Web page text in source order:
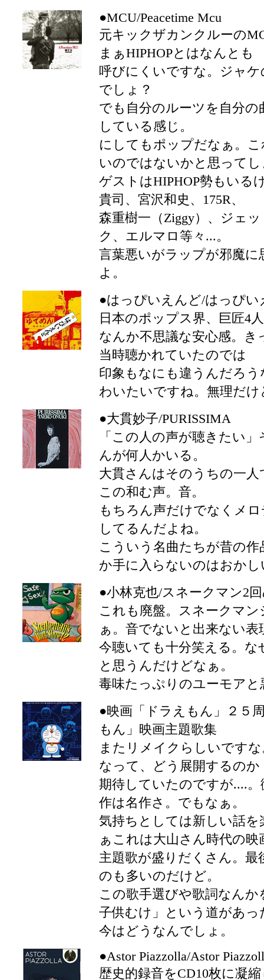
●MCU/Peacetime Mcu
元キックザカンクルーの
まぁHIPHOPとはなんとも
呼びにくいですな。ジャ
でしょ？
でも自分のルーツを自分
している感じ。
にしてもポップだなぁ。
いのではないかと思って
ゲストはHIPHOP勢もいる
貴司、宮沢和史、175R、
森重樹一（Ziggy）、ジェ
ク、エルマロ等々...。
言葉悪いがラップが邪魔
よ。
●はっぴいえんど/はっぴい
日本のポップス界、巨匠4
なんか不思議な安心感。
当時聴かれていたのでは
印象もなにも違うんだろ
わいたいですね。無理だけ
●大貫妙子/PURISSIMA
「この人の声が聴きたい
んが何人かいる。
大貫さんはそのうちの一
この和む声。音。
もちろん声だけでなくメ
してるんだよね。
こういう名曲たちが昔の
か手に入らないのはおかし
●小林克也/スネークマン2
これも廃盤。スネークマ
ぁ。音でないと出来ない
今聴いても十分笑える。
と思うんだけどなぁ。
毒味たっぷりのユーモア
●映画「ドラえもん」２５
もん」映画主題歌集
またリメイクらしいです
なって、どう展開するのか
期待していたのですが....
作は名作さ。でもなぁ。
気持ちとしては新しい話
ぁこれは大山さん時代の映
主題歌が盛りだくさん。
のも多いのだけど。
この歌手選びや歌詞なん
子供むけ」という道があっ
今はどうなんでしょ。
●Astor Piazzolla/Astor
歴史的録音をCD10枚に凝